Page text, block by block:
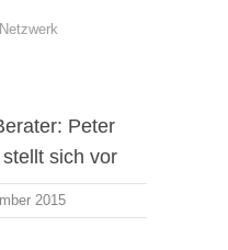
Peter
sich vor
2015